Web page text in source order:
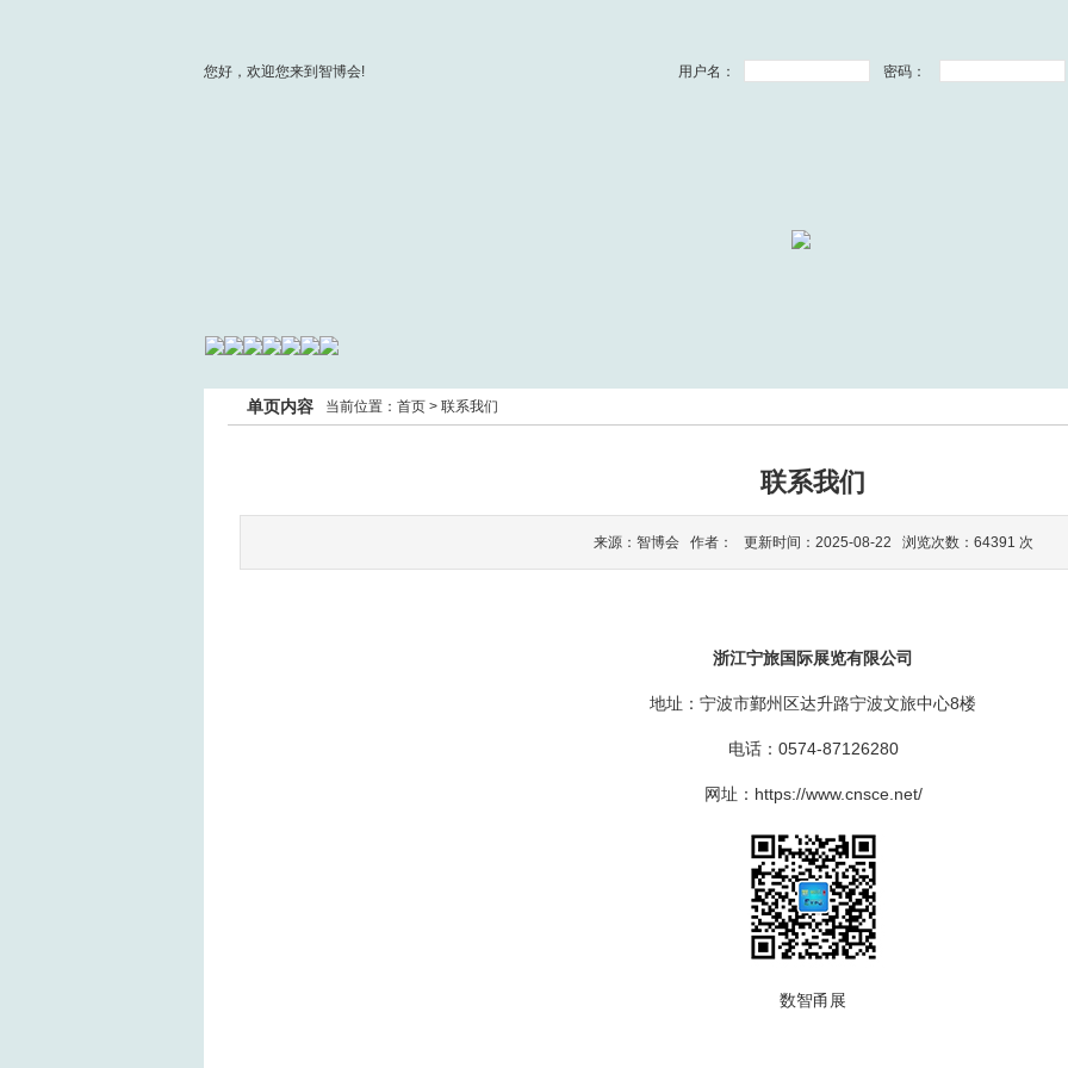
您好，欢迎您来到智博会! 用户名： 密码：
单页内容 当前位置： 首页> 联系我们
联系我们
来源：智博会 作者： 更新时间：2025-08-22 浏览次数：64391 次
浙江宁旅国际展览有限公司
地址： 宁波市鄞州区达升路宁波文旅中心8楼
电话：0574-87126280
网址：https://www.cnsce.net/
数智甬展